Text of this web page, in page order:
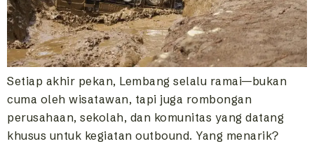
Setiap akhir pekan, Lembang selalu ramai—bukan
cuma oleh wisatawan, tapi juga rombongan
perusahaan, sekolah, dan komunitas yang datang
khusus untuk kegiatan outbound. Yang menarik?